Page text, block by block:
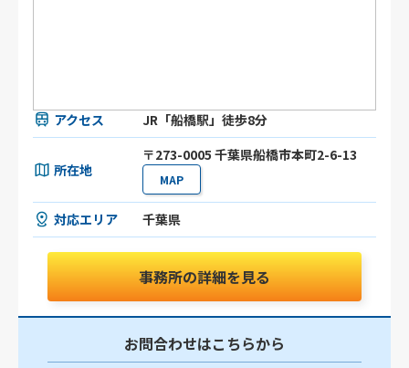
アクセス JR「船橋駅」徒歩8分
所在地
〒273-0005 千葉県船橋市本町2-6-13
MAP
対応エリア 千葉県
事務所の詳細を見る
お問合わせはこちらから